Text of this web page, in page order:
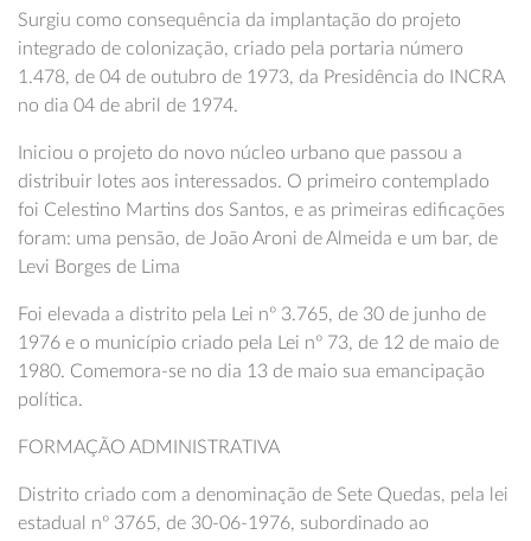
Surgiu como consequência da implantação do projeto
integrado de colonização, criado pela portaria número
1.478, de 04 de outubro de 1973, da Presidência do INCRA
no dia 04 de abril de 1974.
Iniciou o projeto do novo núcleo urbano que passou a
distribuir lotes aos interessados. O primeiro contemplado
foi Celestino Martins dos Santos, e as primeiras edificações
foram: uma pensão, de João Aroni de Almeida e um bar, de
Levi Borges de Lima
Foi elevada a distrito pela Lei nº 3.765, de 30 de junho de
1976 e o município criado pela Lei nº 73, de 12 de maio de
1980. Comemora-se no dia 13 de maio sua emancipação
política.
FORMAÇÃO ADMINISTRATIVA
Distrito criado com a denominação de Sete Quedas, pela lei
estadual nº 3765, de 30-06-1976, subordinado ao